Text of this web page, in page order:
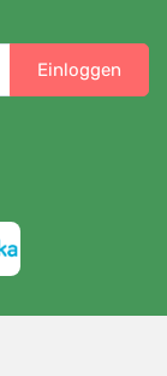
Einloggen